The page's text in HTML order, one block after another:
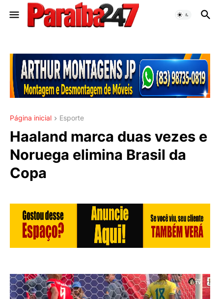
Página inicial Esporte
Haaland marca duas vezes e
Noruega elimina Brasil da
Copa